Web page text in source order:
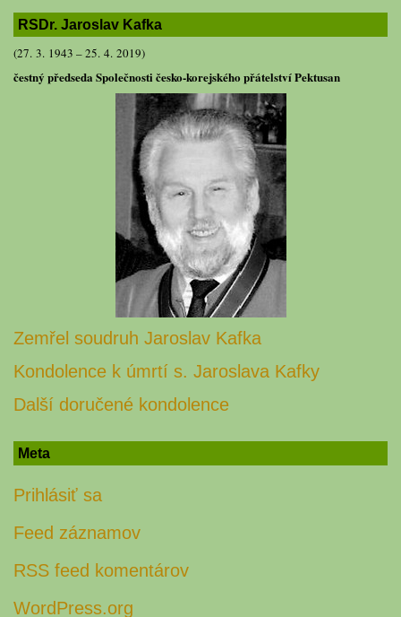
RSDr. Jaroslav Kafka
(27. 3. 1943 – 25. 4. 2019)
čestný předseda Společnosti česko-korejského přátelství Pektusan
Zemřel soudruh Jaroslav Kafka
Kondolence k úmrtí s. Jaroslava Kafky
Další doručené kondolence
Meta
Prihlásiť sa
Feed záznamov
RSS feed komentárov
WordPress.org